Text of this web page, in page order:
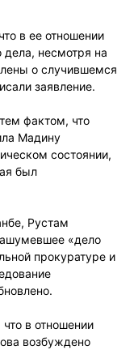
в ее отношении
несмотря на
о случившемся
заявление.
фактом, что
Мадину
состоянии,
был
Рустам
«дело
прокуратуре и
в отношении
возбуждено